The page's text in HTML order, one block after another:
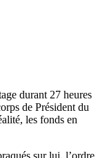
durant 27 heures
de Président du
les fonds en